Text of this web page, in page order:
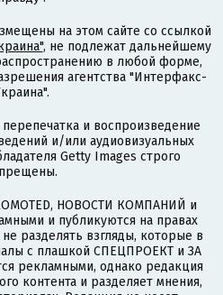
на этом сайте со ссылкой
, не подлежат дальнейшему
в любой форме,
агентства "Интерфакс-
и воспроизведение
и/или аудиовизуальных
Getty Images строго
НОВОСТИ КОМПАНИЙ и
и публикуются на правах
разделять взгляды, которые в
с плашкой СПЕЦПРОЕКТ и ЗА
рекламными, однако редакция
контента и разделяет мнения,